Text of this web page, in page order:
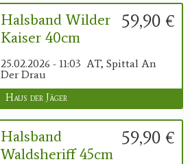
59,90 €
Halsband Wilder
Kaiser 40cm
25.02.2026 - 11:03 AT, Spittal An
Der Drau
Haus der Jäger
59,90 €
Halsband
Waldsheriff 45cm